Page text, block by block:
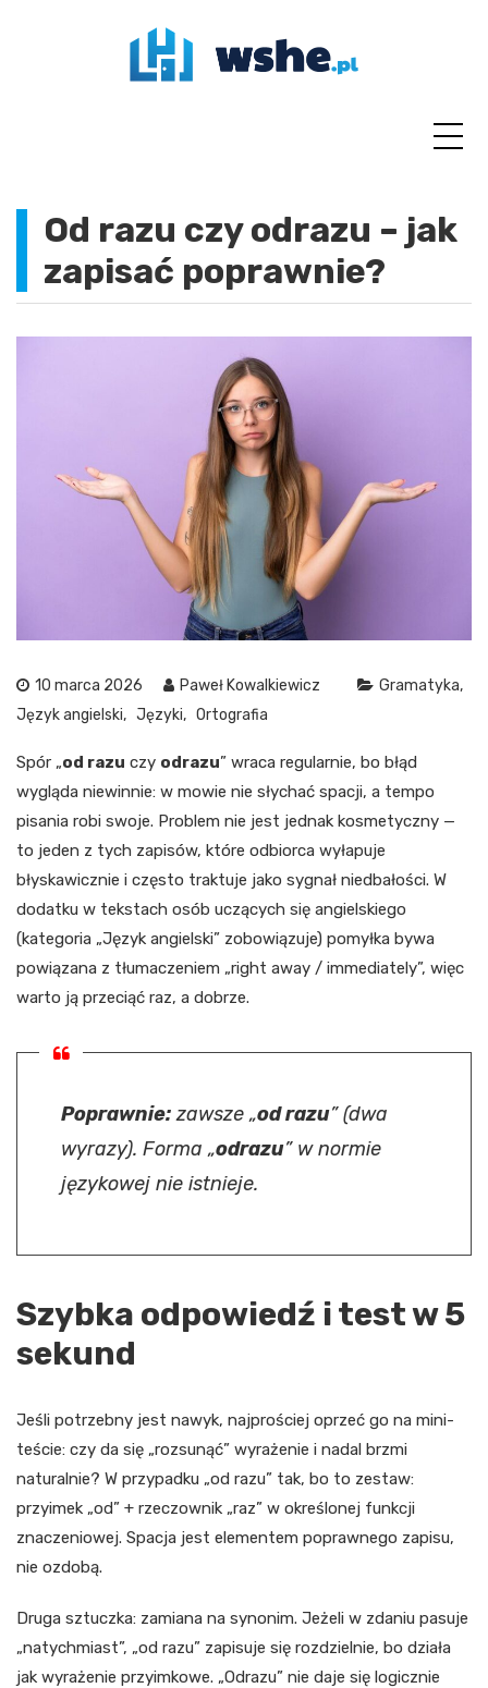
Od razu czy odrazu – jak
zapisać poprawnie?
10 marca 2026 Paweł Kowalkiewicz
Gramatyka
Język angielski
Języki Ortografia
Spór „od razu czy odrazu” wraca regularnie, bo błąd
wygląda niewinnie: w mowie nie słychać spacji, a tempo
pisania robi swoje. Problem nie jest jednak kosmetyczny —
to jeden z tych zapisów, które odbiorca wyłapuje
błyskawicznie i często traktuje jako sygnał niedbałości. W
dodatku w tekstach osób uczących się angielskiego
(kategoria „Język angielski” zobowiązuje) pomyłka bywa
powiązana z tłumaczeniem „right away / immediately”, więc
warto ją przeciąć raz, a dobrze.
Poprawnie:zawsze „od razu” (dwa
wyrazy). Forma „odrazu” w normie
językowej nie istnieje.
Szybka odpowiedź i test w 5
sekund
Jeśli potrzebny jest nawyk, najprościej oprzeć go na mini-
teście: czy da się „rozsunąć” wyrażenie i nadal brzmi
naturalnie? W przypadku „od razu” tak, bo to zestaw:
przyimek „od” + rzeczownik „raz” w określonej funkcji
znaczeniowej. Spacja jest elementem poprawnego zapisu,
nie ozdobą.
Druga sztuczka: zamiana na synonim. Jeżeli w zdaniu pasuje
„natychmiast”, „od razu” zapisuje się rozdzielnie, bo działa
jak wyrażenie przyimkowe. „Odrazu” nie daje się logicznie